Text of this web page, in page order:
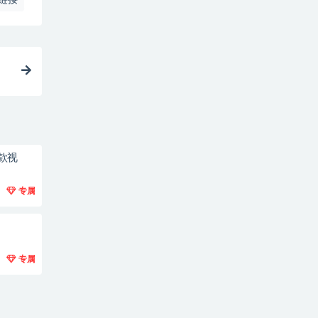
视
专属
专属